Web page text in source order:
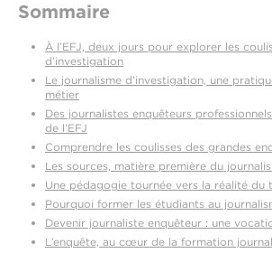
Sommaire
À l’EFJ, deux jours pour explorer les
d’investigation
Le journalisme d’investigation, une
métier
Des journalistes enquêteurs
de l’EFJ
Comprendre les coulisses des grandes
Les sources, matière première du
Une pédagogie tournée vers la réalité du
Pourquoi former les étudiants au
Devenir journaliste enquêteur : une
L’enquête, au cœur de la formation